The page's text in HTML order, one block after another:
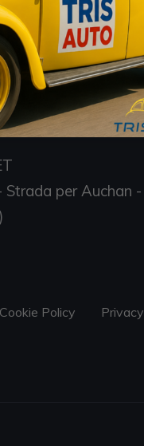
per Auchan -
Strada per Auchan -
Cookie Policy Privacy